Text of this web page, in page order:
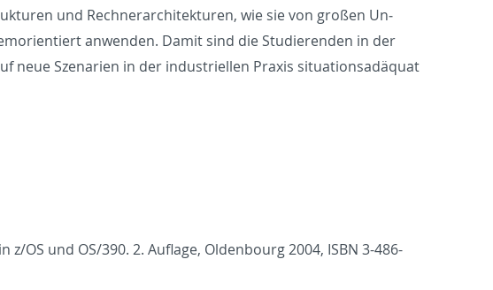
und Rech­ner­ar­chitek­turen, wie sie von großen Un­
an­wen­den. Damit sind die Studieren­den in der
neue Szenar­ien in der in­dus­triellen Praxis sit­u­a­tion­sadäquat
OS und OS/390. 2. Au­flage, Old­en­bourg 2004, ISBN 3-486-